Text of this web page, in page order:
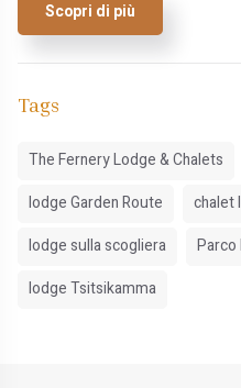
Scopri di più
Tags
The Fernery Lodge & Chalets
lodge Garden Route
chalet
lodge sulla scogliera
Parco
lodge Tsitsikamma